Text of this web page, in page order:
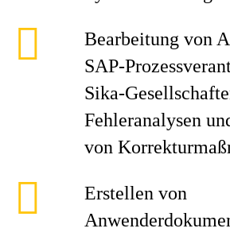
Bearbeitung von
SAP-
Sika-
Fehleranalysen
von
Erstellen von